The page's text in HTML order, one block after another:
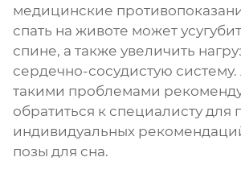
медицинские
спать на животе может
спине, а также увеличить
сердечно-сосудистую
такими проблемами
обратиться к специалисту для
индивидуальных
позы для сна.